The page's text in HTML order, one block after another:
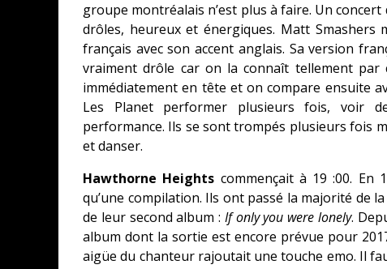
groupe montréalais n’est plus à faire. Un concert
drôles, heureux et énergiques. Matt
français avec son accent anglais. Sa version
vraiment drôle car on la connaît tellement
immédiatement en tête et on compare ensuite
Les Planet performer plusieurs fois, voir
performance. Ils se sont trompés plusieurs fois
et danser.
Hawthorne Heights commençait à 19 :00.
qu’une compilation. Ils ont passé la majorité de
de leur second album : If only you were lonely.
album dont la sortie est encore prévue pour
aigüe du chanteur rajoutait une touche emo. Il